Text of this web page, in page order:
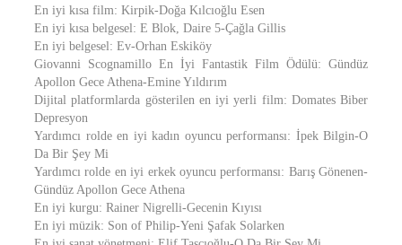
En iyi kısa film: Kirpik-Doğa Kılcıoğlu Esen
En iyi kısa belgesel: E Blok, Daire 5-Çağla Gillis
En iyi belgesel: Ev-Orhan Eskiköy
Giovanni Scognamillo En İyi Fantastik Film Ödülü: Gündüz
Apollon Gece Athena-Emine Yıldırım
Dijital platformlarda gösterilen en iyi yerli film: Domates Biber
Depresyon
Yardımcı rolde en iyi kadın oyuncu performansı: İpek Bilgin-O
Da Bir Şey Mi
Yardımcı rolde en iyi erkek oyuncu performansı: Barış Gönenen-
Gündüz Apollon Gece Athena
En iyi kurgu: Rainer Nigrelli-Gecenin Kıyısı
En iyi müzik: Son of Philip-Yeni Şafak Solarken